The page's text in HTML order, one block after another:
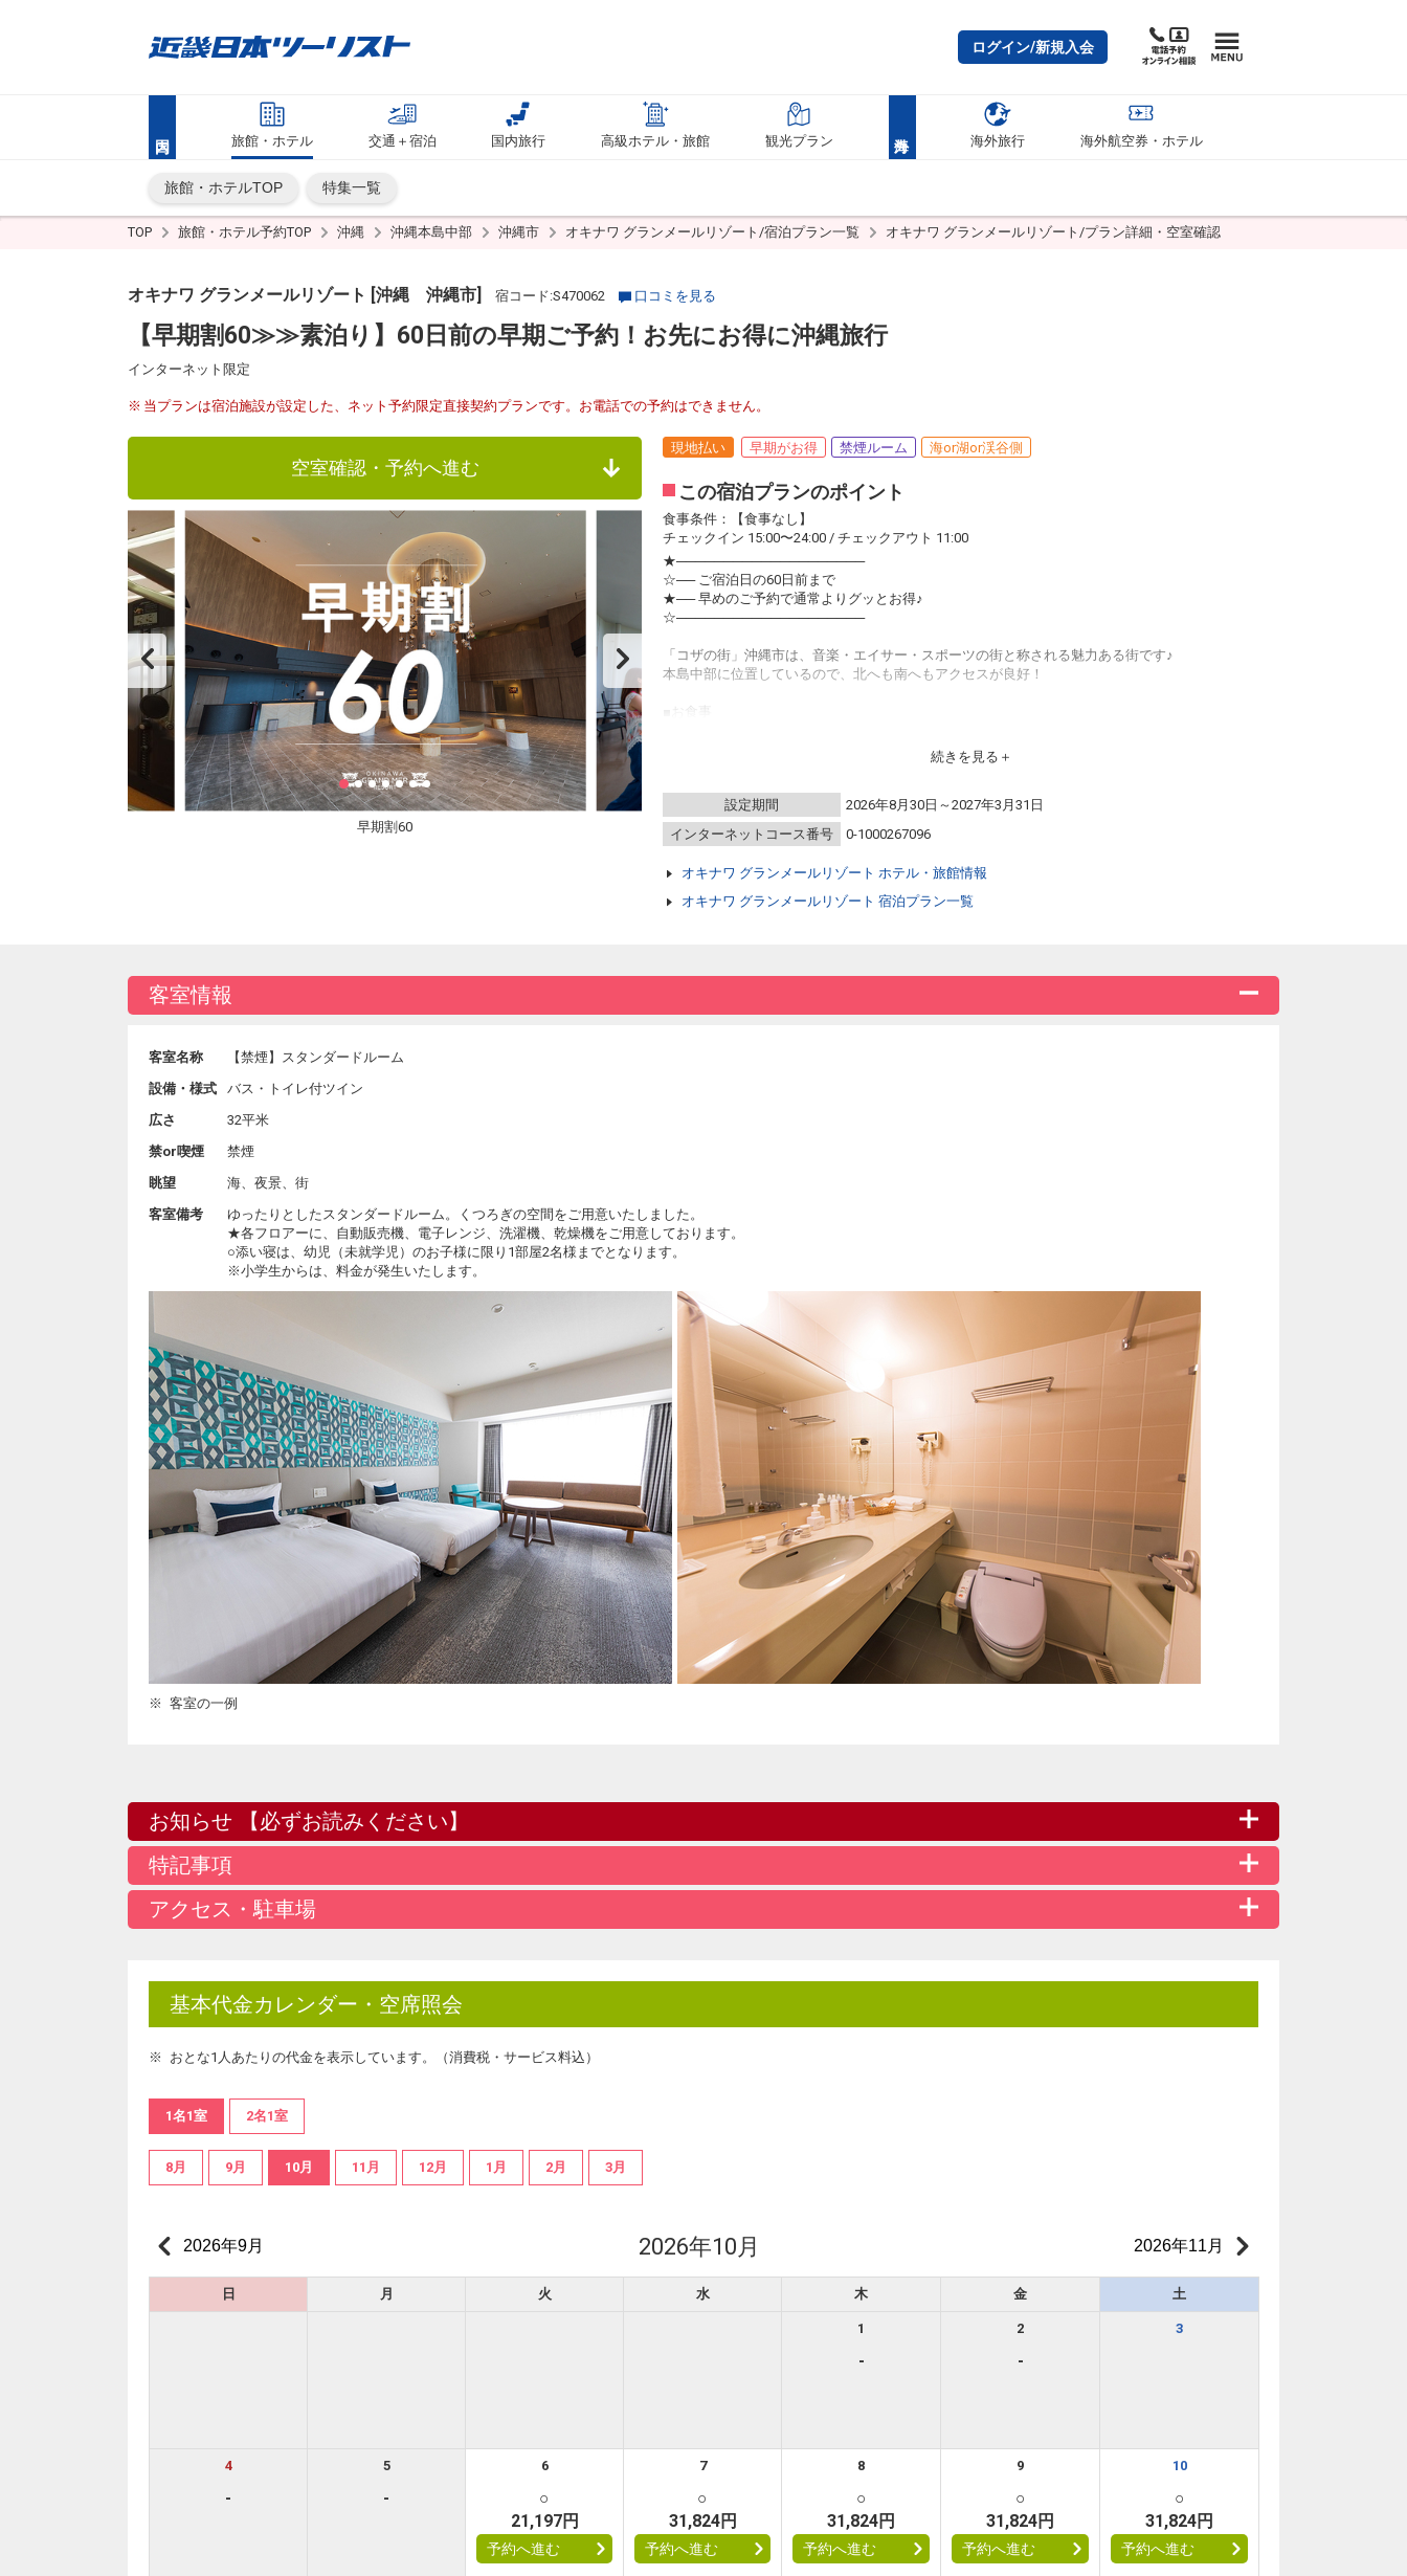
ログイン/新規入会
旅館・ホテル 交通＋宿泊 国内旅行 高級ホテル・旅館 観光プラン 海外旅行 海外航空券・ホテル
旅館・ホテルTOP 特集一覧
TOP 旅館・ホテル予約TOP 沖縄 沖縄本島中部 沖縄市 オキナワ グランメールリゾート/宿泊プラン一覧 オキナワ グランメールリゾート/プラン詳細・空室確認
オキナワ グランメールリゾート [沖縄 沖縄市] 宿コード:S470062 口コミを見る
【早期割60≫≫素泊り】60日前の早期ご予約！お先にお得に沖縄旅行
インターネット限定
当プランは宿泊施設が設定した、ネット予約限定直接契約プランです。お電話での予約はできません。
空室確認・予約へ進む
早期割60
現地払い 早期がお得 禁煙ルーム 海or湖or渓谷側
この宿泊プランのポイント
食事条件：【食事なし】
チェックイン 15:00〜24:00 / チェックアウト 11:00
★────────────────────
☆── ご宿泊日の60日前まで
★── 早めのご予約で通常よりグッとお得♪
☆────────────────────
「コザの街」沖縄市は、音楽・エイサー・スポーツの街と称される魅力ある街です♪
本島中部に位置しているので、北へも南へもアクセスが良好！
＜貸出時間＞15：00～22：00
■屋内プール＆サウナ（ご宿泊者は無料）
＜営業時間＞通年／8：00～21：00（遊泳20：45まで）
＜営業時間＞6：00～24：00
※運動靴はご持参ください。タオルは完備。
【近隣施設のご案内】
■植物観賞と可愛い動物にふれあえる「東南植物楽園」まで車で約20分
続きを見る
設定期間
2026年8月30日～2027年3月31日
インターネットコース番号
0-1000267096
オキナワ グランメールリゾート ホテル・旅館情報
オキナワ グランメールリゾート 宿泊プラン一覧
客室情報
客室名称
【禁煙】スタンダードルーム
設備・様式
バス・トイレ付ツイン
広さ
32平米
禁or喫煙
禁煙
眺望
海、夜景、街
客室備考
ゆったりとしたスタンダードルーム。くつろぎの空間をご用意いたしました。
★各フロアーに、自動販売機、電子レンジ、洗濯機、乾燥機をご用意しております。
○添い寝は、幼児（未就学児）のお子様に限り1部屋2名様までとなります。
※小学生からは、料金が発生いたします。
客室の一例
お知らせ 【必ずお読みください】
特記事項
アクセス・駐車場
基本代金カレンダー・空席照会
おとな1人あたりの代金を表示しています。（消費税・サービス料込）
1名1室 2名1室
8月 9月 10月 11月 12月 1月 2月 3月
2026年9月 2026年10月 2026年11月
日 月 火 水 木 金 土
1
-
2
-
3
4
-
5
-
6
○
21,197円
予約へ進む
7
○
31,824円
予約へ進む
8
○
31,824円
予約へ進む
9
○
31,824円
予約へ進む
10
○
31,824円
予約へ進む